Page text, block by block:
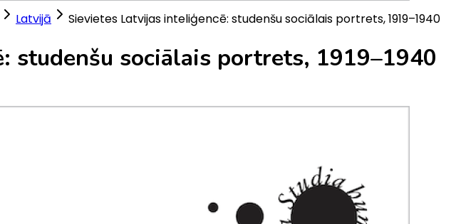
Latvijā Sievietes Latvijas inteliģencē: studenšu sociālais portrets, 1919–1940
studenšu sociālais portrets, 1919–1940